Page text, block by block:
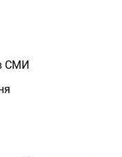
СМИ